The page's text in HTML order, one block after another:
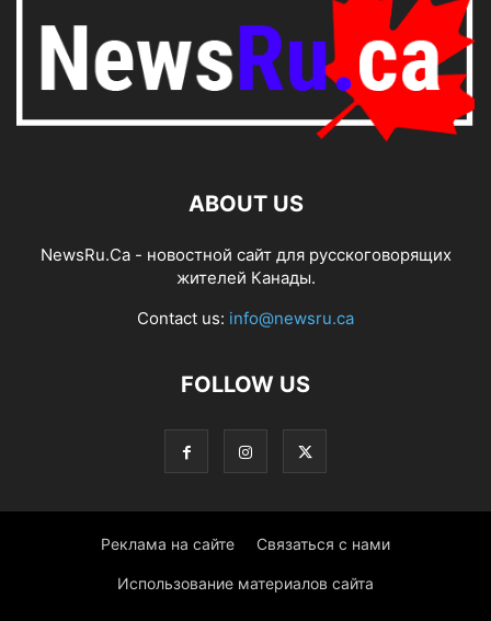
ABOUT US
NewsRu.Ca - новостной сайт для русскоговорящих
жителей Канады.
Contact us: info@newsru.ca
FOLLOW US
Реклама на сайте Связаться с нами
Использование материалов сайта